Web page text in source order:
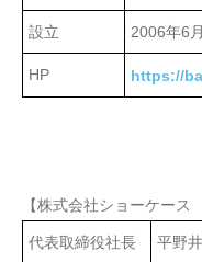
設立 2006年6
HP https://
【株式会社ショーケース
代表取締役社長 平野